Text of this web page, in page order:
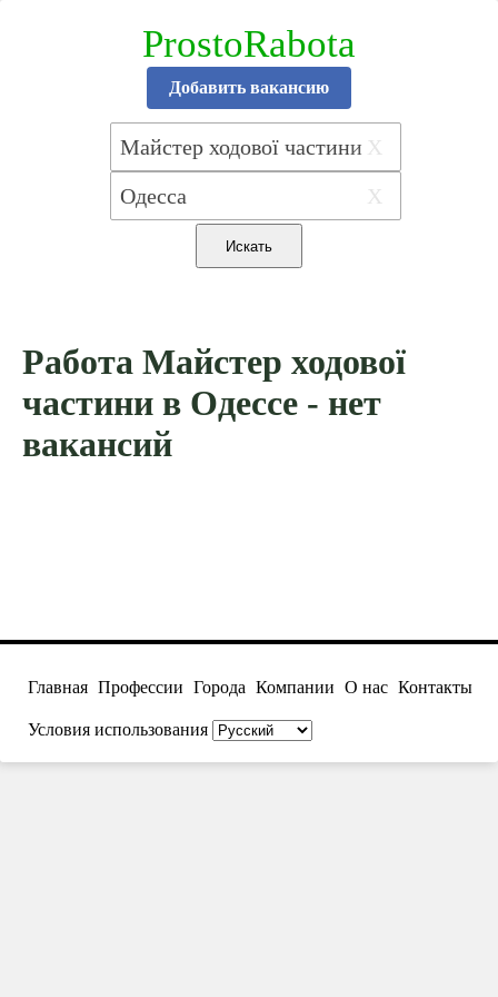
ProstoRabota
Добавить вакансию
X
X
Работа Майстер ходової
частини в Одессе - нет
вакансий
Главная Профессии Города Компании О нас Контакты
Условия использования